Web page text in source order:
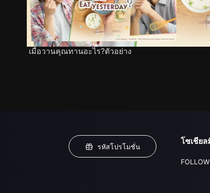
เมื่อวานคุณทานอะไร?ตัวอย่าง
รหัสโปรโมชั่น
โซเชียล